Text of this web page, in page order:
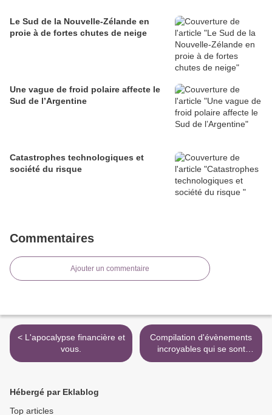
Le Sud de la Nouvelle-Zélande en
proie à de fortes chutes de neige
Une vague de froid polaire affecte le
Sud de l’Argentine
Catastrophes technologiques et
société du risque
Commentaires
Ajouter un commentaire
< L'apocalypse financière et
vous.
Compilation d'évènements
incroyables qui se sont
produits en juin et juillet
Hébergé par Eklablog
Top articles